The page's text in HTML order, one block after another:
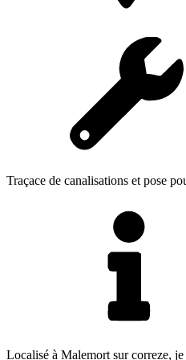
Traçace de canalisations et pose
Localisé à Malemort sur correze,